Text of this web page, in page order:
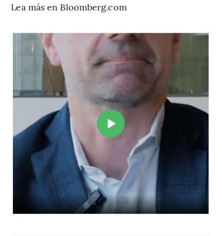
Lea más en Bloomberg.com